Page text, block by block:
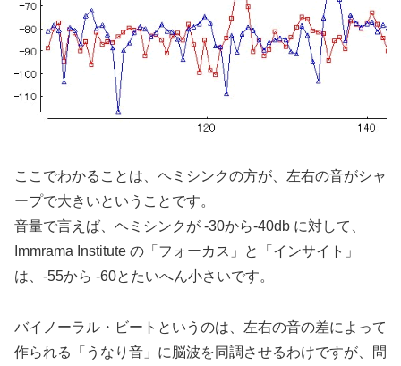
ここでわかることは、 ヘミシンクの方が、左右の音がシャ
ープで大きいということです。
音量で言えば、ヘミシンクが -30から-40db に対して、
Immrama Institute の「フォーカス」と「インサイト」
は、-55から -60とたいへん小さいです。
バイノーラル・ビートというのは、左右の音の差によって
作られる「うなり音」に脳波を同調させるわけですが、問